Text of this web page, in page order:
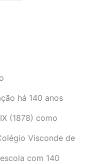
há 140 anos
(1878) como
Visconde de
com 140